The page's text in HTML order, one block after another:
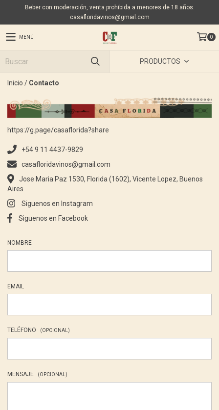
Beber con moderación, venta prohibida a menores de 18 años.
casafloridavinos@gmail.com
MENÚ 0
PRODUCTOS
Inicio / Contacto
https://g.page/casaflorida?share
+54 9 11 4437-9829
casafloridavinos@gmail.com
Jose Maria Paz 1530, Florida (1602), Vicente Lopez, Buenos
Aires
Siguenos en Instagram
Siguenos en Facebook
NOMBRE
EMAIL
TELÉFONO (OPCIONAL)
MENSAJE (OPCIONAL)